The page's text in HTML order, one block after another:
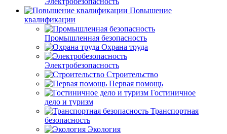
Повышение
квалификации
Промышленная безопасность
Охрана труда
Электробезопасность
Строительство
Первая помощь
Гостиничное
дело и туризм
Транспортная
безопасность
Экология